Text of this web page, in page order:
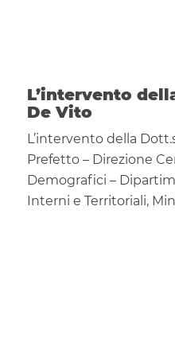
L’intervento
De Vito
L’intervento della
Prefetto – Direzione
Demografici –
Interni e Territoriali,